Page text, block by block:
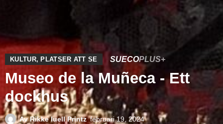
KULTUR, PLATSER ATT SE SUECOPLUS+
Museo de la Muñeca - Ett
dockhus
AvRikke Iuell Printz februari 19, 2024